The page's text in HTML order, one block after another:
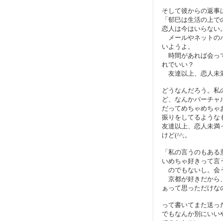
そして彼からの返事
「郁巳は生活の上
恋人は今はいらない
メールやネットの
いようよ。
時間があれば会っ
れでいい？
友達以上、恋人未
どうなんだろう。
ど、なんかバーチャ
だってめちゃめちゃ
振りをしてるような
友達以上、恋人未満
けど(^^;。
「私の言うのもあ
いめちゃ好きって言
のでもないし。会
京都が好きだから
ぁって思っただけな
って書いてまた送
でもなんか別にいい